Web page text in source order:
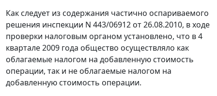
Как следует из содержания частично оспариваемого
решения инспекции N 443/06912 от 26.08.2010, в ходе
проверки налоговым органом установлено, что в 4
квартале 2009 года общество осуществляло как
облагаемые налогом на добавленную стоимость
операции, так и не облагаемые налогом на
добавленную стоимость операции.